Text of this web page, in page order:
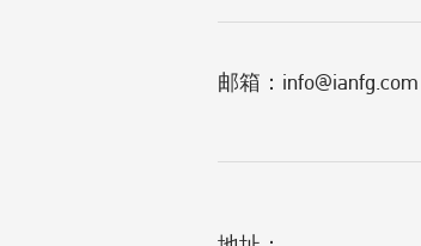
邮箱： info@ianfg.com